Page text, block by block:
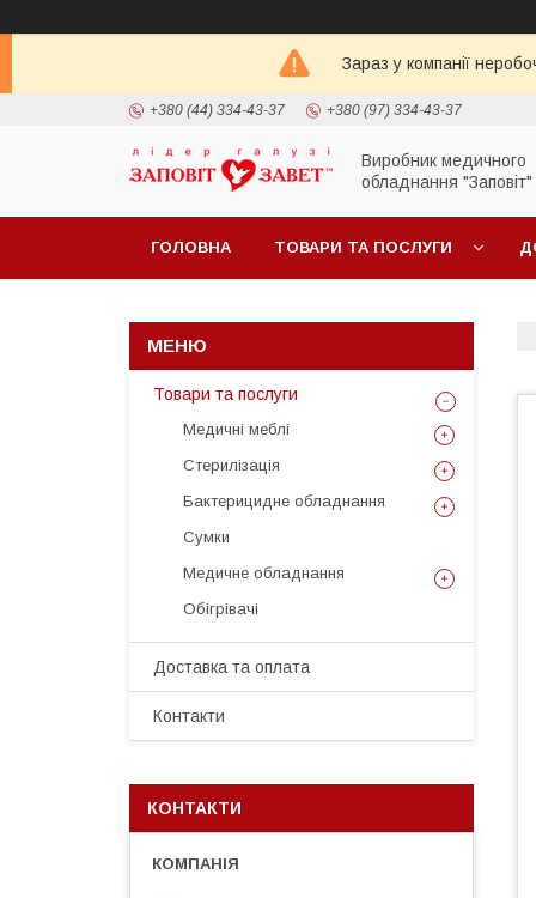
Зараз у компанії
+380 (44) 334-43-37 +380 (97) 334-43-37
Виробник медичного
обладнання "Заповіт"
ГОЛОВНА ТОВАРИ ТА ПОСЛУГИ
Товари та послуги
Медичні меблі
Стерилізація
Бактерицидне обладнання
Сумки
Медичне обладнання
Обігрівачі
Доставка та оплата
Контакти
КОНТАКТИ